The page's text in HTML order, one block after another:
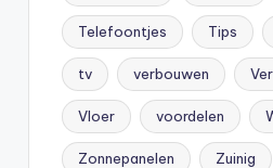
Telefoontjes Tips
tv verbouwen
Vloer voordelen
Zonnepanelen Zuinig